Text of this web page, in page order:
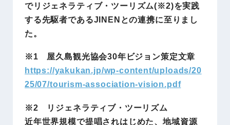
でリジェネラティブ・ツーリズム(※2)を実践
する先駆者であるJINENとの連携に至りまし
た。
※1 屋久島観光協会30年ビジョン策定文章
https://yakukan.jp/wp-content/uploads/20
25/07/tourism-association-vision.pdf
※2 リジェネラティブ・ツーリズム
近年世界規模で提唱されはじめた、地域資源